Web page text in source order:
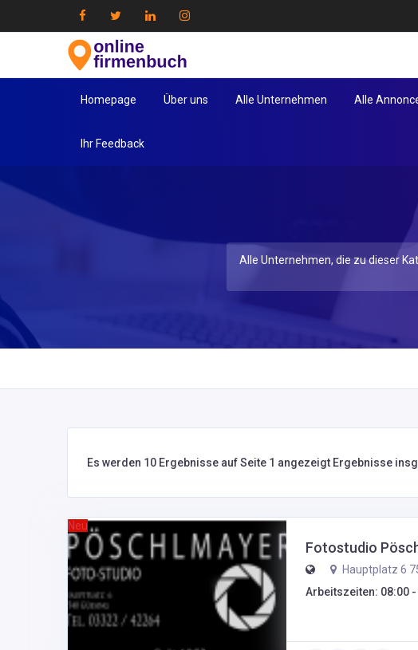
Homepage Über uns Alle Unternehmen Alle
Ihr Feedback
Alle Unternehmen, die zu dieser
Es werden 10 Ergebnisse auf Seite 1 angezeigt Ergebnisse
Neu
Fotostudio
Hauptplatz 6
Arbeitszeiten: 08:00 -